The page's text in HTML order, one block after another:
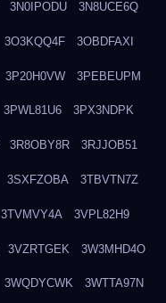
3N0IPODU 3N8UCE6Q
3O3KQQ4F 3OBDFAXI
3P20H0VW 3PEBEUPM
3PWL81U6 3PX3NDPK
3R8OBY8R 3RJJOB51
3SXFZOBA 3TBVTN7Z
3TVMVY4A 3VPL82H9
3VZRTGEK 3W3MHD4O
3WQDYCWK 3WTTA97N